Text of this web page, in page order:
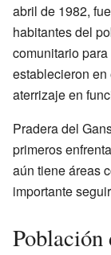
abril de 1982,
habitantes del
comunitario
establecieron
aterrizaje en
Pradera del
primeros
aún tiene áreas
importante
Población